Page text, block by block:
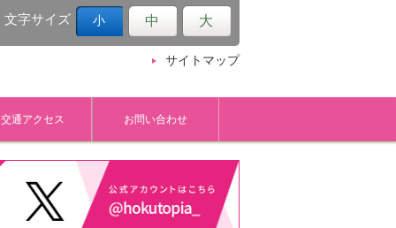
サイトマップ
文字サイズ 小 中 大
交通アクセス お問い合わせ